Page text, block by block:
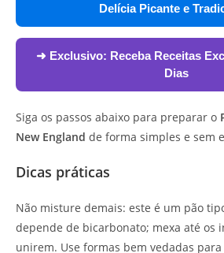
Delícia Picante e
➜ Exclusivo: Receba Receitas
Dias
Siga os passos abaixo para preparar o
New England de forma simples e sem
Dicas práticas
Não misture demais: este é um pão
depende de bicarbonato; mexa até os
unirem. Use formas bem vedadas